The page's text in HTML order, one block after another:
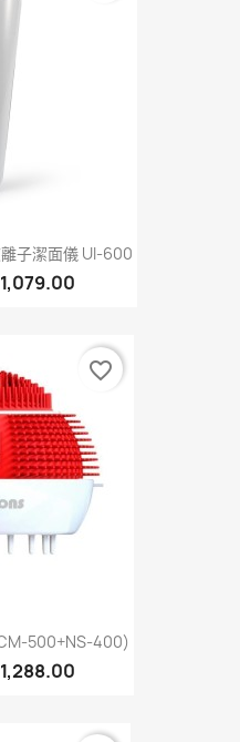
子潔面儀 UI-600
500+NS-400)
favorite_border